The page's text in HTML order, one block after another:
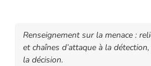
Renseignement sur la menace :
et chaînes d’attaque à la
la décision.